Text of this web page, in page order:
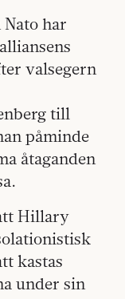
har
valsegern
till
påminde
åtaganden
Hillary
kastas
under sin